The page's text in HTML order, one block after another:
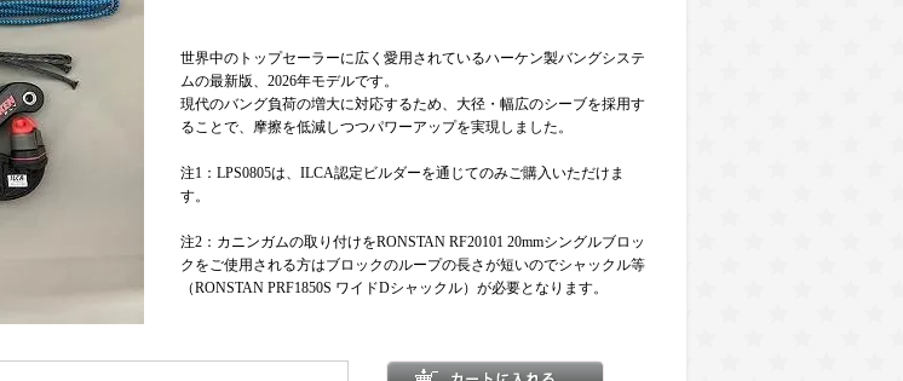
世界中のトップセーラーに広く愛用されているハーケン製バングシステ
ムの最新版、2026年モデルです。
現代のバング負荷の増大に対応するため、大径・幅広のシーブを採用す
ることで、摩擦を低減しつつパワーアップを実現しました。
注1：LPS0805は、ILCA認定ビルダーを通じてのみご購入いただけま
す。
注2：カニンガムの取り付けをRONSTAN RF20101 20mmシングルブロッ
クをご使用される方はブロックのループの長さが短いのでシャックル等
（RONSTAN PRF1850S ワイドDシャックル）が必要となります。